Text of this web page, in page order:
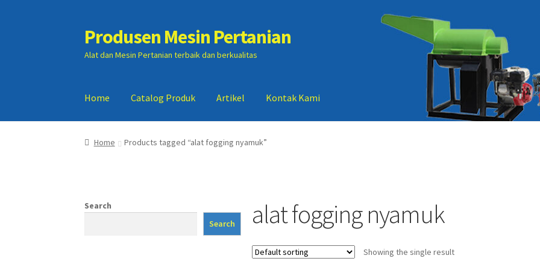
Skip
to
navigation
Skip
to
content
Produsen Mesin Pertanian
Alat dan Mesin Pertanian terbaik dan berkualitas
Home Catalog Produk Artikel Kontak Kami
Home Artikel Cart Checkout Kontak Kami My account
Home Products tagged “alat fogging nyamuk”
alat fogging nyamuk
Showing the single result
Search
Search